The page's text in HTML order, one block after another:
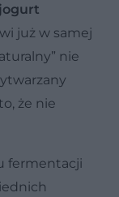
jogurt
już w samej
nie
że nie
fermentacji